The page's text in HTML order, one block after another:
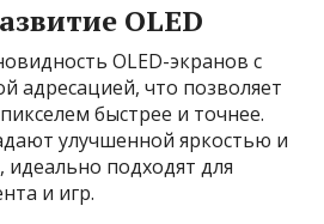
OLED
OLED-экранов с
адресацией, что позволяет
быстрее и точнее.
улучшенной яркостью и
идеально подходят для
и игр.